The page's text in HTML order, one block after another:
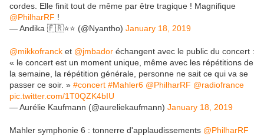
cordes. Elle finit tout de même par être tragique ! Magnifique
@PhilharRF !
— Andika 🇫🇷⭐️⭐️ (@Nyantho) January 18, 2019
@mikkofranck et @jmbador échangent avec le public du concert :
« le concert est un moment unique, même avec les répétitions de
la semaine, la répétition générale, personne ne sait ce qui va se
passer ce soir. » #concert #Mahler6 @PhilharRF @radiofrance
pic.twitter.com/1T0QZK4bIU
— Aurélie Kaufmann (@aureliekaufmann) January 18, 2019
Mahler symphonie 6 : tonnerre d'applaudissements @PhilharRF